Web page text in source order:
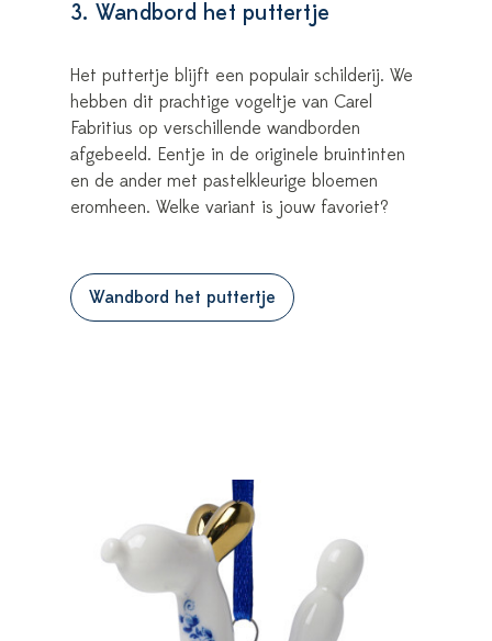
3. Wandbord het puttertje
Het puttertje blijft een populair schilderij. We
hebben dit prachtige vogeltje van Carel
Fabritius op verschillende wandborden
afgebeeld. Eentje in de originele bruintinten
en de ander met pastelkleurige bloemen
eromheen. Welke variant is jouw favoriet?
Wandbord het puttertje